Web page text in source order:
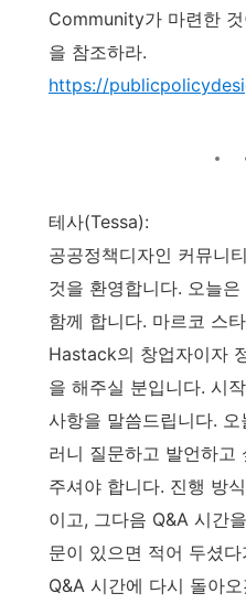
Community가 마련한
을 참조하라.
https://
테사(Tessa):
공공정책디자인 커뮤니
것을 환영합니다. 오늘
함께 합니다. 마르코 스
Hastack의 창업자이자
을 해주실 분입니다. 시
사항을 말씀드립니다.
러니 질문하고 발언하고
주셔야 합니다. 진행 방
이고, 그다음 Q&A 시간
문이 있으면 적어 두셨
Q&A 시간에 다시 돌아